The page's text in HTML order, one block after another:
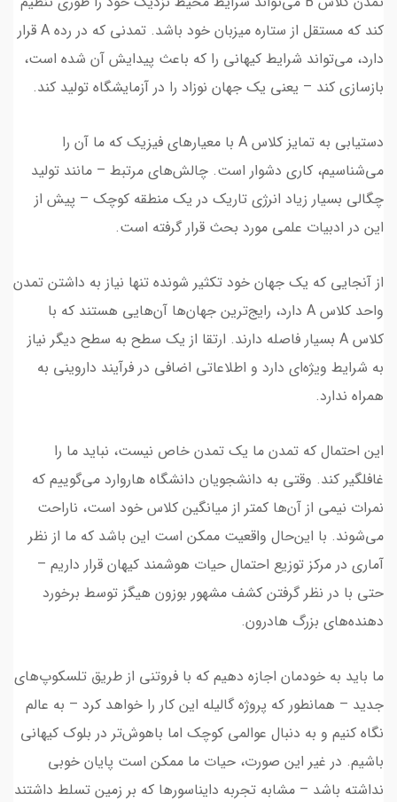
کند که مستقل از ستاره میزبان خود باشد. تمدنی که در رده A قرار
دارد، می‌تواند شرایط کیهانی را که باعث پیدایش آن شده است،
بازسازی کند – یعنی یک جهان نوزاد را در آزمایشگاه تولید کند.
دستیابی به تمایز کلاس A با معیارهای فیزیک که ما آن را
می‌شناسیم، کاری دشوار است. چالش‌های مرتبط – مانند تولید
چگالی بسیار زیاد انرژی تاریک در یک منطقه کوچک – پیش از
این در ادبیات علمی مورد بحث قرار گرفته است.
از آنجایی که یک جهان خود تکثیر شونده تنها نیاز به داشتن تمدن
واحد کلاس A دارد، رایج‌ترین جهان‌ها آن‌هایی هستند که با
کلاس A بسیار فاصله دارند. ارتقا از یک سطح به سطح دیگر نیاز
به شرایط ویژه‌ای دارد و اطلاعاتی اضافی در فرآیند داروینی به
همراه ندارد.
این احتمال که تمدن ما یک تمدن خاص نیست، نباید ما را
غافلگیر کند. وقتی به دانشجویان دانشگاه هاروارد می‌گوییم که
نمرات نیمی از آن‌ها کمتر از میانگین کلاس خود است، ناراحت
می‌شوند. با این‌حال واقعیت ممکن است این باشد که ما از نظر
آماری در مرکز توزیع احتمال حیات هوشمند کیهان قرار داریم –
حتی با در نظر گرفتن کشف مشهور بوزون هیگز توسط برخورد
دهنده‌های بزرگ هادرون.
ما باید به خودمان اجازه دهیم که با فروتنی از طریق تلسکوپ‌های
جدید – همانطور که پروژه گالیله این کار را خواهد کرد – به عالم
نگاه کنیم و به دنبال عوالمی کوچک اما باهوش‌تر در بلوک کیهانی
باشیم. در غیر این صورت، حیات ما ممکن است پایان خوبی
نداشته باشد – مشابه تجربه دایناسورها که بر زمین تسلط داشتند